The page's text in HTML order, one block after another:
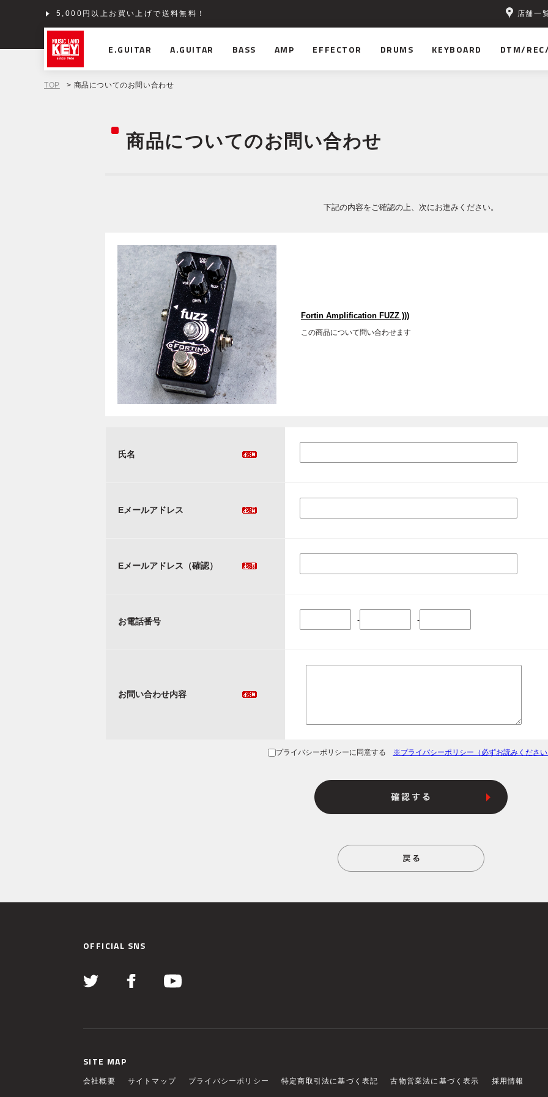
5,000円以上お買い上げで送料無料！
ショッピングクレジット分割48回払いまで金利手数料無料！ 店舗一
E.GUITAR A.GUITAR BASS AMP EFFECTOR DRUMS KEYBOARD DTM/
TOP > 商品についてのお問い合わせ
商品についてのお問い合わせ
下記の内容をご確認の上、次にお進みください。
Fortin Amplification FUZZ )))
この商品について問い合わせます
氏名
Eメールアドレス
Eメールアドレス（確認）
お電話番号 - -
お問い合わせ内容
プライバシーポリシーに同意する ※プライバシーポリシー（必ずお読みくださ
OFFICIAL SNS
SITE MAP
会社概要 サイトマップ プライバシーポリシー 特定商取引法に基づく表記 古物営業法に基づく表示 採用情報